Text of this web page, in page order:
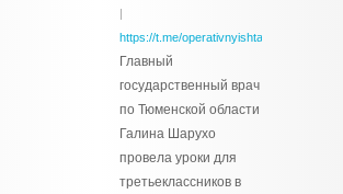
|
https://t.me/operativnyishtabtyumen/2314
Главный
государственный врач
по Тюменской области
Галина Шарухо
провела уроки для
третьеклассников в